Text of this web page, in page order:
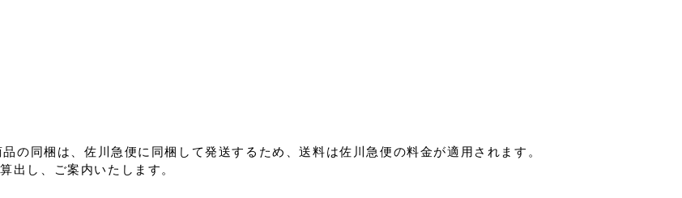
同梱は、佐川急便に同梱して発送するため、送料は佐川急便の料金が適用されます。
し、ご案内いたします。